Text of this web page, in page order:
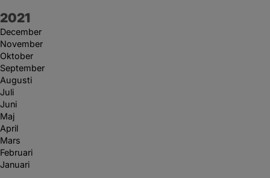
År:
2021
December
November
Oktober
September
Augusti
Juli
Juni
Maj
April
Mars
Februari
Januari